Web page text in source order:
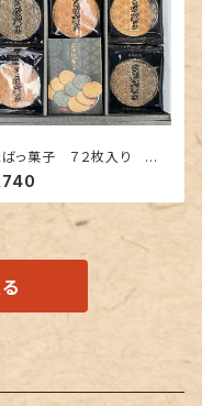
ばっ菓子 ７２枚入り 贈
包装・のし・専用袋付き）